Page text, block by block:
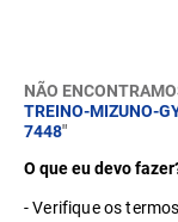
NÃO
TREINO-MIZUNO-
7448"
O que eu devo
Verifique os